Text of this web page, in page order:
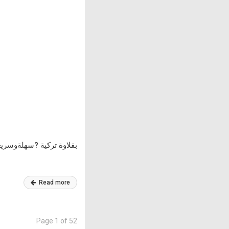
بقلاوة تركية
Read more
Page 1 of 52